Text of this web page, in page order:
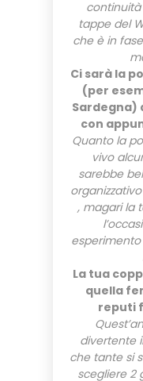
tappe del
che è in
Ci sarà la
(per
Sardegna)
con
Quanto la
vivo
sarebbe
, magari la
La tua
quella
reputi
divertente
che tante si
scegliere 2